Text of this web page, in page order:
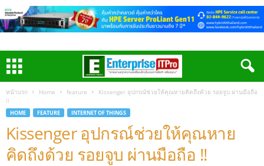
หน้าแรก Home feature
Kissenger อุปกรณ์ช่วยให้คุณหายคิดถึงด้วย รอยจูบ ผ่านมือถือ
!!
HOME FEATURE INTERNET OF THINGS
Kissenger อุปกรณ์ช่วยให้คุณหาย
คิดถึงด้วย รอยจูบ ผ่านมือถือ !!